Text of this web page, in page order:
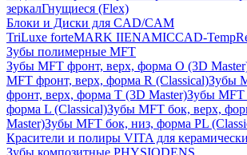
зеркалГнущиеся (Flex)
Блоки и Диски для CAD/CAM
TriLuxe forteMARK IIENAMICCAD-Temp
Зубы полимерные MFT
Зубы MFT фронт, верх, форма O (3D
MFT фронт, верх, форма R (Classical)Зубы
фронт, верх, форма T (3D Master)Зубы MFT
форма L (Classical)Зубы MFT бок, верх,
Master)Зубы MFT бок, низ, форма PL
Красители и полиры VITA для